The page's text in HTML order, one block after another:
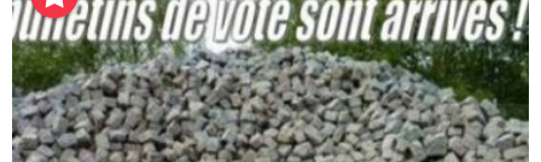
u
r
a
g
o